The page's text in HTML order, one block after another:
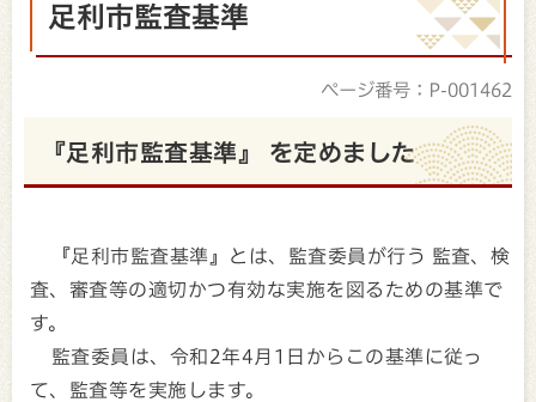
足利市監査基準
ページ番号：P-001462
『足利市監査基準』 を定めました
『足利市監査基準』とは、監査委員が行う 監査、検
査、審査等の適切かつ有効な実施を図るための基準で
す。
監査委員は、令和2年4月1日からこの基準に従っ
て、監査等を実施します。